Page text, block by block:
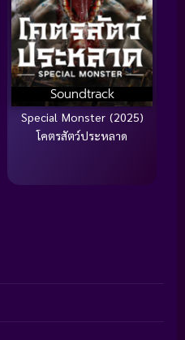
Soundtrack
Special Monster (2025)
โคตรสัตว์ประหลาด